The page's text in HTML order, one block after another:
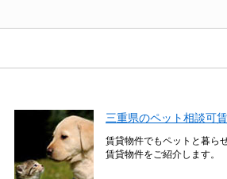
三重県のペット相談可
賃貸物件でもペットと暮ら
賃貸物件をご紹介します。